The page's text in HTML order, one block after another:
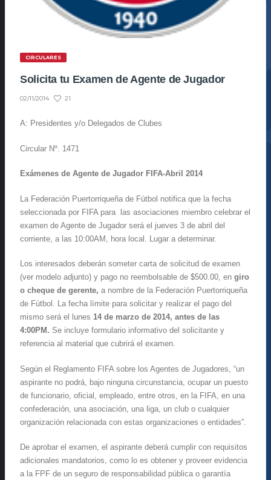
CIRCULARES
Solicita tu Examen de Agente de Jugador
02/11/2014 21
A: Presidentes y/o Delegados de Clubes
Circular Nº. 1471
Exámenes de Agente de Jugador FIFA-Abril 2014
La Federación Puertorriqueña de Fútbol notifica que la fecha
seleccionada por FIFA para las asociaciones miembro celebrar el
examen de Agente de Jugador será el jueves 3 de abril del
corriente, a las 10:00AM, hora local. Lugar a determinar.
Los interesados deberán someter carta de solicitud de examen
(ver modelo adjunto) y pago no reembolsable de $500.00, en giro
o cheque de gerente, a nombre de la Federación Puertorriqueña
de Fútbol. La fecha límite para solicitar y realizar el pago del
mismo será el lunes 14 de marzo de 2014, antes de las
4:00PM. Se incluye formulario informativo del solicitante y
referencia al material que cubrirá el examen.
Según el Reglamento FIFA sobre los Agentes de Jugadores, “un
aspirante no podrá, bajo ninguna circunstancia, ocupar un puesto
de funcionario, oficial, empleado, entre otros, en la FIFA, en una
confederación, una asociación, una liga, un club o cualquier
organización relacionada con estas organizaciones o entidades”.
De aprobar el examen, el aspirante deberá cumplir con requisitos
adicionales mandatorios, como lo es obtener y proveer evidencia
a la FPF de un seguro de responsabilidad pública o garantía